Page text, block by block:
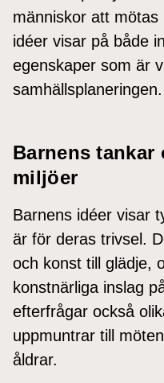
människor att
idéer visar på både
egenskaper som är
samhällsplaneringen.
Barnens
miljöer
Barnens idéer visar
är för deras trivsel.
och konst till glädje,
konstnärliga inslag
efterfrågar också
uppmuntrar till
åldrar.